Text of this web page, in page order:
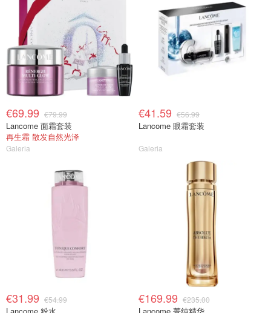
€69.99 €79.99
Lancome 面霜套装
再生霜 散发自然光泽
Galeria
€41.59 €56.99
Lancome 眼霜套装
Galeria
€31.99 €54.99 €169.99 €235.00